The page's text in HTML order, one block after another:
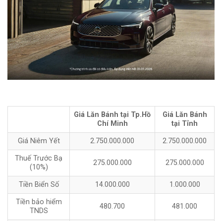
Giá Lăn Bánh tại Tp.Hồ
Chí Minh
Giá Lăn Bánh
tại Tỉnh
Giá Niêm Yết 2.750.000.000 2.750.000.000
Thuế Trước Bạ
(10%)
275.000.000 275.000.000
Tiền Biển Số 14.000.000 1.000.000
Tiền bảo hiểm
TNDS
480.700 481.000